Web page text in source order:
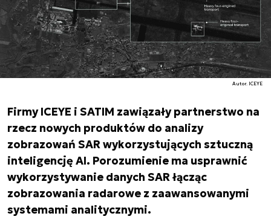
Autor. ICEYE
Firmy ICEYE i SATIM zawiązały partnerstwo na
rzecz nowych produktów do analizy
zobrazowań SAR wykorzystujących sztuczną
inteligencję AI. Porozumienie ma usprawnić
wykorzystywanie danych SAR łącząc
zobrazowania radarowe z zaawansowanymi
systemami analitycznymi.